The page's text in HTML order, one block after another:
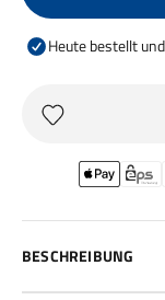
Heute bestellt
BESCHREIBUNG